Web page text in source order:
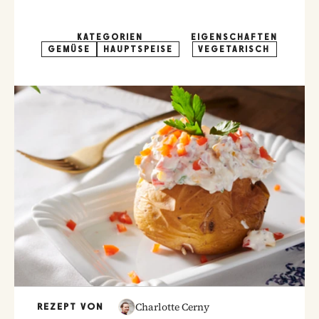
KATEGORIEN
GEMÜSE
HAUPTSPEISE
EIGENSCHAFTEN
VEGETARISCH
REZEPT VON Charlotte Cerny